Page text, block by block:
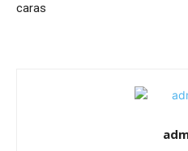
caras